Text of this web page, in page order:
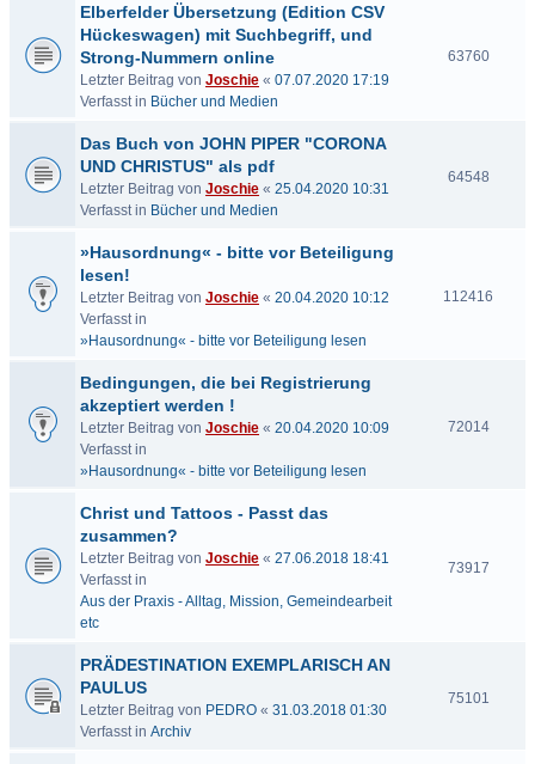
Elberfelder Übersetzung (Edition CSV
Hückeswagen) mit Suchbegriff, und
Strong-Nummern online
Letzter Beitrag von Joschie « 07.07.2020 17:19
Verfasst in Bücher und Medien
63760
Das Buch von JOHN PIPER "CORONA
UND CHRISTUS" als pdf
Letzter Beitrag von Joschie « 25.04.2020 10:31
Verfasst in Bücher und Medien
64548
»Hausordnung« - bitte vor Beteiligung
lesen!
Letzter Beitrag von Joschie « 20.04.2020 10:12
Verfasst in
»Hausordnung« - bitte vor Beteiligung lesen
112416
Bedingungen, die bei Registrierung
akzeptiert werden !
Letzter Beitrag von Joschie « 20.04.2020 10:09
Verfasst in
»Hausordnung« - bitte vor Beteiligung lesen
72014
Christ und Tattoos - Passt das
zusammen?
Letzter Beitrag von Joschie « 27.06.2018 18:41
Verfasst in
Aus der Praxis - Alltag, Mission, Gemeindearbeit
etc
73917
PRÄDESTINATION EXEMPLARISCH AN
PAULUS
Letzter Beitrag von PEDRO « 31.03.2018 01:30
Verfasst in Archiv
75101